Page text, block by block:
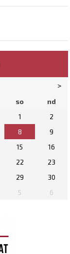
>
so
nd
1
2
8
9
15
16
22
23
29
30
5 6